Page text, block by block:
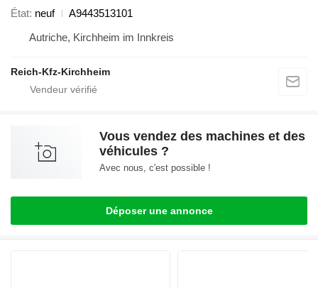
État neuf
A9443513101
Autriche, Kirchheim im Innkreis
Reich-Kfz-Kirchheim
Vous vendez des machines et des
véhicules ?
Avec nous, c'est possible !
Déposer une annonce